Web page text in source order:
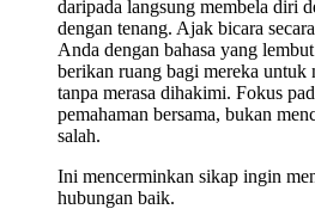
daripada langsung membela diri
dengan tenang. Ajak bicara
Anda dengan bahasa yang
berikan ruang bagi mereka untuk
tanpa merasa dihakimi. Fokus
pemahaman bersama, bukan
salah.
Ini mencerminkan sikap ingin
hubungan baik.